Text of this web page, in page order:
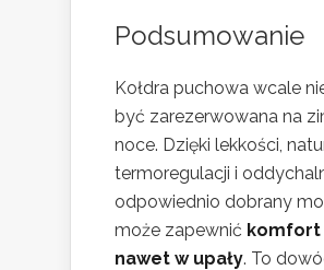
Podsumowanie
Kołdra puchowa wcale
być zarezerwowana na
noce. Dzięki lekkości,
termoregulacji i
odpowiednio dobrany
może zapewnić komfort
nawet w upały. To